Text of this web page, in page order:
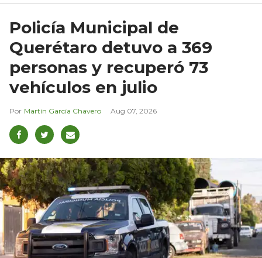
Policía Municipal de
Querétaro detuvo a 369
personas y recuperó 73
vehículos en julio
Martín García Chavero Aug 07, 2026